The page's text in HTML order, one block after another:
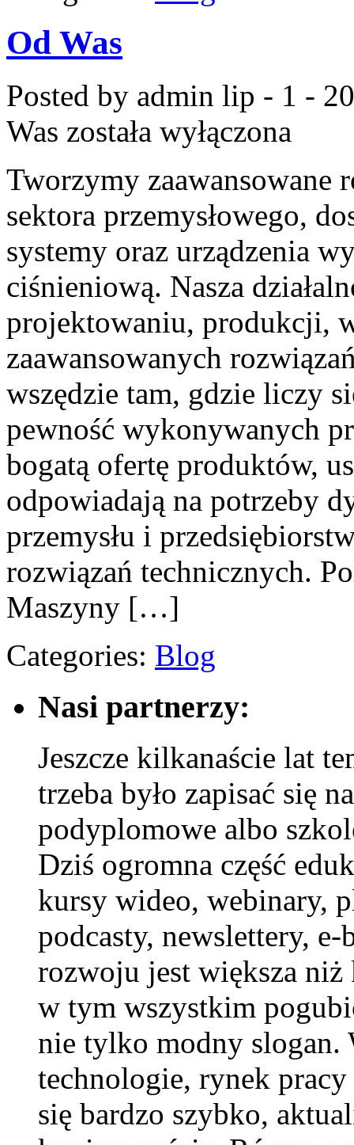
Od Was
Posted by admin lip - 1 -
Was została wyłączona
Tworzymy zaawansowane
sektora przemysłowego,
systemy oraz urządzenia
ciśnieniową. Nasza
projektowaniu, produkcji,
zaawansowanych
wszędzie tam, gdzie liczy
pewność wykonywanych
bogatą ofertę produktów,
odpowiadają na potrzeby
przemysłu i
rozwiązań technicznych.
Maszyny […]
Categories: Blog
Nasi partnerzy:
Jeszcze kilkanaście lat
trzeba było zapisać się
podyplomowe albo
Dziś ogromna część
kursy wideo, webinary,
podcasty, newslettery,
rozwoju jest większa
w tym wszystkim
nie tylko modny slogan.
technologie, rynek
się bardzo szybko,